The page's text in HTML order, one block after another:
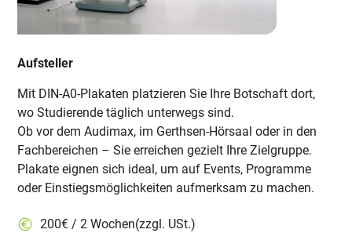
Aufsteller
Mit DIN-A0-Plakaten platzieren Sie Ihre Botschaft dort,
wo Studierende täglich unterwegs sind.
Ob vor dem Audimax, im Gerthsen-Hörsaal oder in den
Fachbereichen – Sie erreichen gezielt Ihre Zielgruppe.
Plakate eignen sich ideal, um auf Events, Programme
oder Einstiegsmöglichkeiten aufmerksam zu machen.
200€ / 2 Wochen(zzgl. USt.)